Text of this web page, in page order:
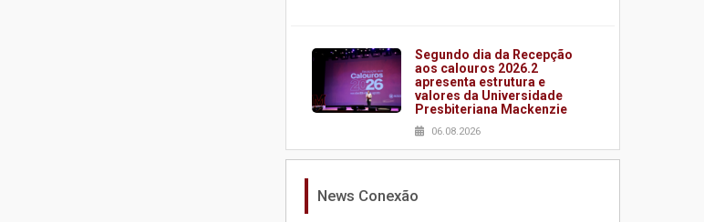
Segundo dia da Recepção
aos calouros 2026.2
apresenta estrutura e
valores da Universidade
Presbiteriana Mackenzie
06.08.2026
Nova apresentação do
News Conexão